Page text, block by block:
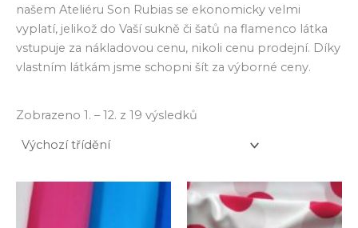
našem Ateliéru Son Rubias se ekonomicky velmi
vyplatí, jelikož do Vaší sukně či šatů na flamenco látka
vstupuje za nákladovou cenu, nikoli cenu prodejní. Díky
vlastním látkám jsme schopni šít za výborné ceny.
Zobrazeno 1. – 12. z 19 výsledků
produkt